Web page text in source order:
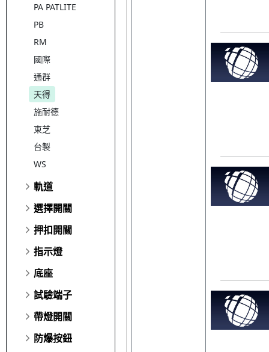
PA PATLITE
PB
RM
國際
通群
天得
施耐德
東芝
台製
WS
軌道
選擇開關
押扣開關
指示燈
底座
試驗端子
帶燈開關
防爆按鈕